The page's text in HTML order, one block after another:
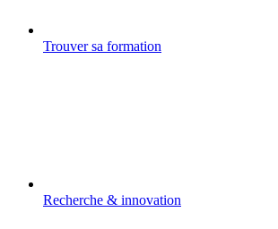
Trouver sa formation
Recherche & innovation